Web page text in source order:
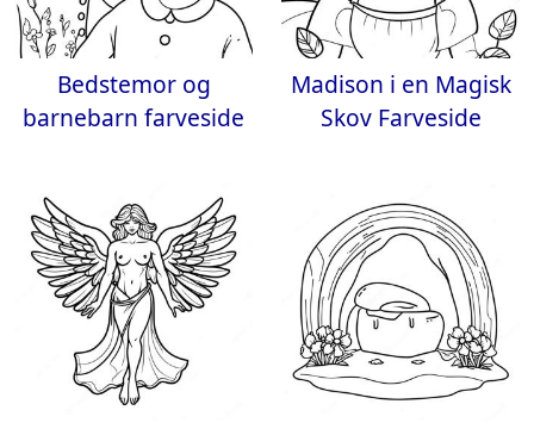
Bedstemor og
barnebarn farveside
Madison i en Magisk
Skov Farveside